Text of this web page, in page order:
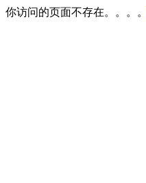
你访问的页面不存在。。。。